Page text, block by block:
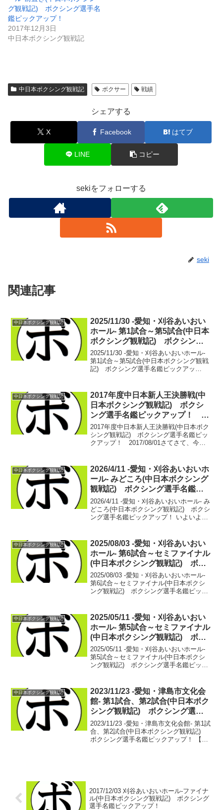
グ観戦記) ボクシング選手名
鑑ピックアップ！
2017年12月3日
中日本ボクシング観戦記
中日本ボクシング観戦記 ボクサー 戦績
シェアする
X Facebook はてブ
LINE コピー
sekiをフォローする
seki
関連記事
中日本ボクシング観戦記
2025/11/30 -愛知・刈谷あいおい
ホール- 第1試合～第5試合(中日本
ボクシング観戦記) ボクシング
選手名鑑ピックアップ！
2025/11/30 -愛知・刈谷あいおいホール-
第1試合～第5試合(中日本ボクシング観戦
記) ボクシング選手名鑑ピックアッ
35、37-3...
中日本ボクシング観戦記
2017年度中日本新人王決勝戦(中
日本ボクシング観戦記) ボクシ
ング選手名鑑ピックアップ！
2017/08/01
2017年度中日本新人王決勝戦(中日本ボク
シング観戦記) ボクシング選手名鑑ピッ
クアップ！ 2017/08/01さてさて、今年
掲載しましたが…。続々と選手が勝ち進
む中、...
中日本ボクシング観戦記
2026/4/11 -愛知・刈谷あいおいホ
ール- みどころ(中日本ボクシング
観戦記) ボクシング選手名鑑ピ
ックアップ！
2026/4/11 -愛知・刈谷あいおいホール- み
どころ(中日本ボクシング観戦記) ボクシ
ング選手名鑑ピックアップ！ いよいよ！
メインイベントに！7年前の静岡・本川
根...
中日本ボクシング観戦記
2025/08/03 -愛知・刈谷あいおい
ホール- 第6試合～セミファイナル
(中日本ボクシング観戦記) ボク
シング選手名鑑ピックアップ！
2025/08/03 -愛知・刈谷あいおいホール-
第6試合～セミファイナル(中日本ボクシ
ング観戦記) ボクシング選手名鑑ピック
河男児) vs 硲 翔大(カ...
中日本ボクシング観戦記
2025/05/11 -愛知・刈谷あいおい
ホール- 第5試合～セミファイナル
(中日本ボクシング観戦記) ボク
シング選手名鑑ピックアップ！
2025/05/11 -愛知・刈谷あいおいホール-
第5試合～セミファイナル(中日本ボクシ
ング観戦記) ボクシング選手名鑑ピック
級4回戦】藤川 晃成(名古屋大橋)...
中日本ボクシング観戦記
2023/11/23 -愛知・津島市文化会
館- 第1試合、第2試合(中日本ボク
シング観戦記) ボクシング選手
名鑑ピックアップ！
2023/11/23 -愛知・津島市文化会館- 第1試
合、第2試合(中日本ボクシング観戦記)
ボクシング選手名鑑ピックアップ！ 【バ
2017/12/03 刈谷あいおいホール-ファイナ
ル(中日本ボクシング観戦記) ボクシング
選手名鑑ピックアップ！